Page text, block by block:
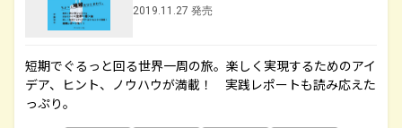
2019.11.27 発売
短期でぐるっと回る世界一周の旅。楽しく実現するためのアイ
デア、ヒント、ノウハウが満載！ 実践レポートも読み応えた
っぷり。